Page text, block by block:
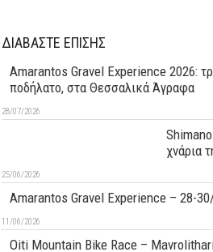
ΔΙΑΒΑΣΤΕ ΕΠΙΣΗΣ
Amarantos Gravel Experience 2026:
ποδήλατο, στα Θεσσαλικά Άγραφα
28/07/2026
χνάρια
25/06/2026
Amarantos Gravel Experience – 28-
11/06/2026
Oiti Mountain Bike Race –